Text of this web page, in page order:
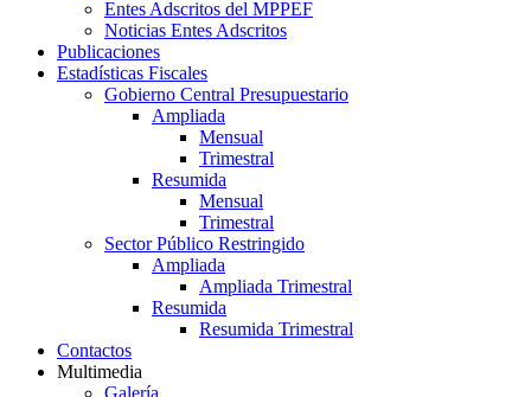
Entes Adscritos del MPPEF
Noticias Entes Adscritos
Publicaciones
Estadísticas Fiscales
Gobierno Central Presupuestario
Ampliada
Mensual
Trimestral
Resumida
Mensual
Trimestral
Sector Público Restringido
Ampliada
Ampliada Trimestral
Resumida
Resumida Trimestral
Contactos
Multimedia
Galería